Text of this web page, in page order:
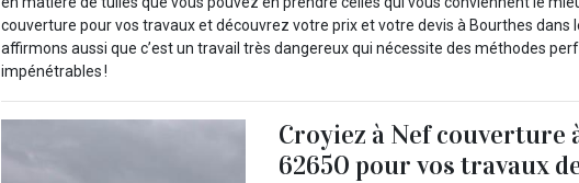
couverture pour vos travaux et découvrez votre prix et votre devis à Bourthes dans
affirmons aussi que c’est un travail très dangereux qui nécessite des méthodes
impénétrables !
Croyiez à Nef couverture
62650 pour vos travaux